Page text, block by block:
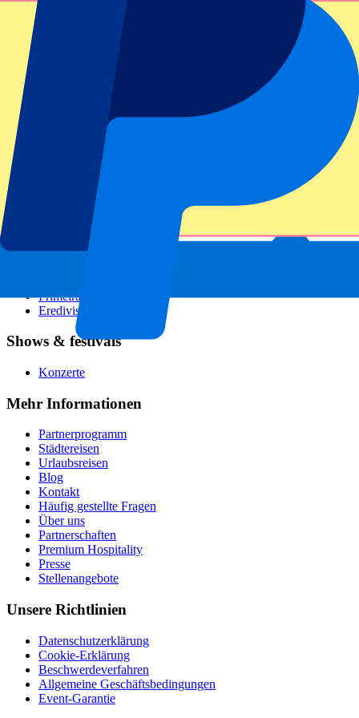
Alle Sportarten
Fußballligen
Champions League
Premier League
Serie A
Primeira Liga
Eredivisie
Shows & festivals
Konzerte
Mehr Informationen
Partnerprogramm
Städtereisen
Urlaubsreisen
Blog
Kontakt
Häufig gestellte Fragen
Über uns
Partnerschaften
Premium Hospitality
Presse
Stellenangebote
Unsere Richtlinien
Datenschutzerklärung
Cookie-Erklärung
Beschwerdeverfahren
Allgemeine Geschäftsbedingungen
Event-Garantie